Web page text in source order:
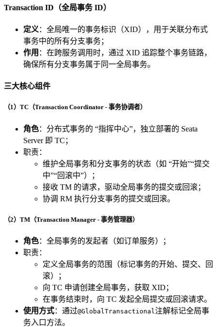
Transaction ID（全局事务 ID）
定义 ：全局唯一的事务标识（XID），用于关联分布式
事务中的所有分支事务；
作用 ：在跨服务调用时，通过 XID 追踪整个事务链路，
确保所有分支事务属于同一全局事务。
三大核心组件
（1）TC（Transaction Coordinator - 事务协调者）
角色：分布式事务的 “指挥中心”，独立部署的 Seata
Server 即 TC；
职责：
维护全局事务和分支事务的状态（如 “开始”“提交
中”“回滚中”）；
接收 TM 的请求，驱动全局事务的提交或回滚；
协调 RM 执行分支事务的提交或回滚。
（2）TM（Transaction Manager - 事务管理器）
角色：全局事务的发起者（如订单服务）；
职责：
定义全局事务的范围（标记事务的开始、提交、回
滚）；
向 TC 申请创建全局事务，获取 XID；
在事务结束时，向 TC 发起全局提交或回滚请求。
使用方式：通过@GlobalTransactional 注解标记全局事
务入口方法。